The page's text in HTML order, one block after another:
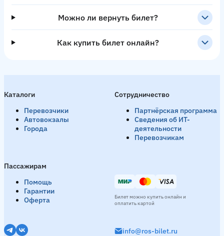
Можно ли вернуть билет?
Как купить билет онлайн?
Каталоги
Перевозчики
Автовокзалы
Города
Пассажирам
Помощь
Гарантии
Оферта
Сотрудничество
Партнёрская программа
Сведения об ИТ-
деятельности
Перевозчикам
info@ros-bilet.ru
Билет можно купить онлайн и
оплатить картой